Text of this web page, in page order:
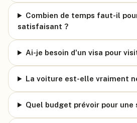
Combien de temps faut-il
satisfaisant ?
Ai-je besoin d'un visa pour
La voiture est-elle vraiment
Quel budget prévoir pour une